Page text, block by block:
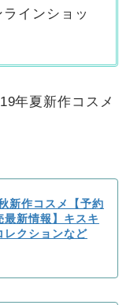
インショッ
年夏新作コスメ
新作コスメ【予約
最新情報】キスキ
レクションなど